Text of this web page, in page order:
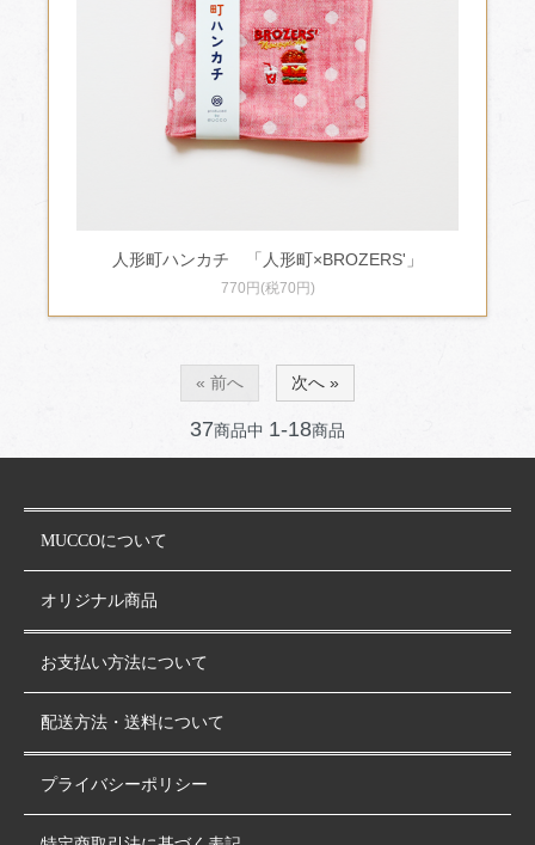
人形町ハンカチ 「人形町×BROZERS'」
770円(税70円)
« 前へ 次へ »
37商品中 1-18商品
MUCCOについて
オリジナル商品
お支払い方法について
配送方法・送料について
プライバシーポリシー